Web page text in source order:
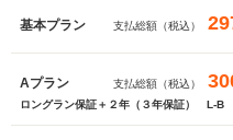
基本プラン 支払総額（税込）
Aプラン 支払総額（税込）
ロングラン保証＋２年（３年保証） L-B